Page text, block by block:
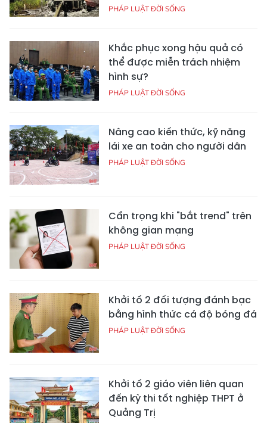
PHÁP LUẬT ĐỜI SỐNG
Khắc phục xong hậu quả có
thể được miễn trách nhiệm
hình sự?
PHÁP LUẬT ĐỜI SỐNG
Nâng cao kiến thức, kỹ năng
lái xe an toàn cho người dân
PHÁP LUẬT ĐỜI SỐNG
Cẩn trọng khi "bắt trend" trên
không gian mạng
PHÁP LUẬT ĐỜI SỐNG
Khởi tố 2 đối tượng đánh bạc
bằng hình thức cá độ bóng đá
PHÁP LUẬT ĐỜI SỐNG
Khởi tố 2 giáo viên liên quan
đến kỳ thi tốt nghiệp THPT ở
Quảng Trị